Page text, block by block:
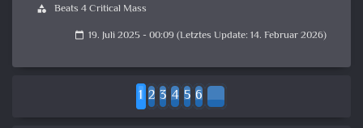
category Beats 4 Critical Mass
calendar_today 19. Juli 2025 - 00:09 (Letztes Update: 14. Februar 2026)
1 2 3 4 5 6